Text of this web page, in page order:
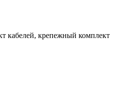
кабелей, крепежный комплект